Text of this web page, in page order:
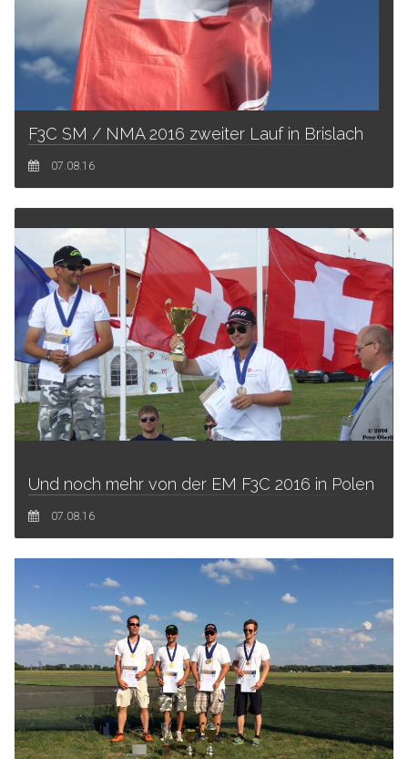
F3C SM / NMA 2016 zweiter Lauf in Brislach
07.08.16
Und noch mehr von der EM F3C 2016 in Polen
07.08.16